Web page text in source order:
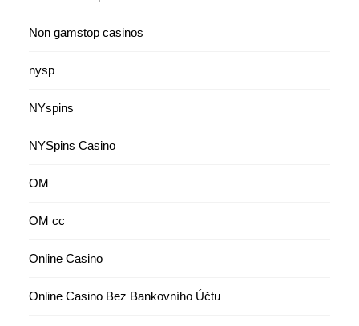
Non gamstop casinos
nysp
NYspins
NYSpins Casino
OM
OM cc
Online Casino
Online Casino Bez Bankovního Účtu